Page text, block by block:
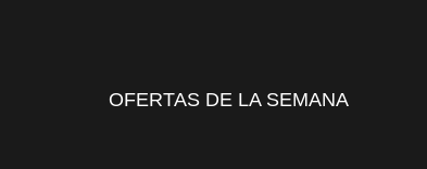
OFERTAS DE LA SEMANA